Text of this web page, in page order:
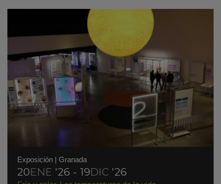
Exposición | Granada
20ENE '26 - 19DIC '26